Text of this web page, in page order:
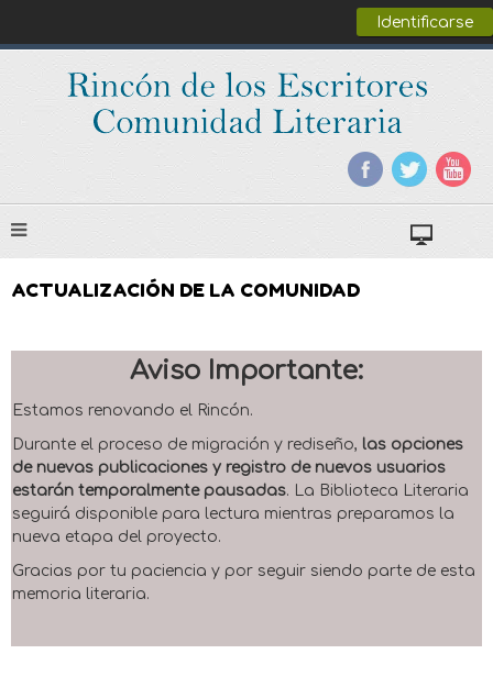
Identificarse
ACTUALIZACIÓN DE LA COMUNIDAD
Aviso Importante:
Estamos renovando el Rincón.
Durante el proceso de migración y rediseño, las opciones
de nuevas publicaciones y registro de nuevos usuarios
estarán temporalmente pausadas. La Biblioteca Literaria
seguirá disponible para lectura mientras preparamos la
nueva etapa del proyecto.
Gracias por tu paciencia y por seguir siendo parte de esta
memoria literaria.